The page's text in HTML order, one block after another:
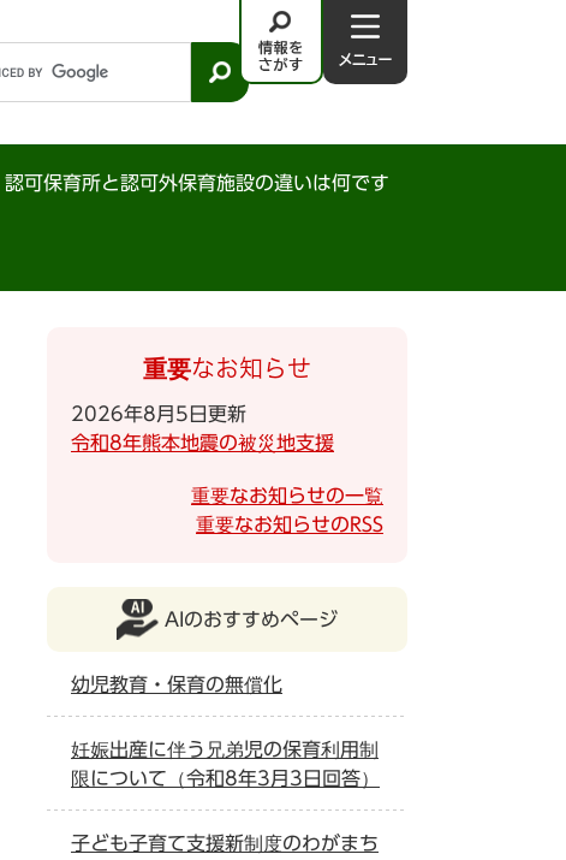
情
報
さ
が
メ
ニ
－
認可保育所と認可外保育施設の違いは何です
重要なお知らせ
2026年8月5日更新
令和8年熊本地震の被災地支援
重要なお知らせの一覧
重要なお知らせのRSS
AIのおすすめページ
幼児教育・保育の無償化
妊娠出産に伴う兄弟児の保育利用制
限について（令和8年3月3日回答）
子ども子育て支援新制度のわがまち